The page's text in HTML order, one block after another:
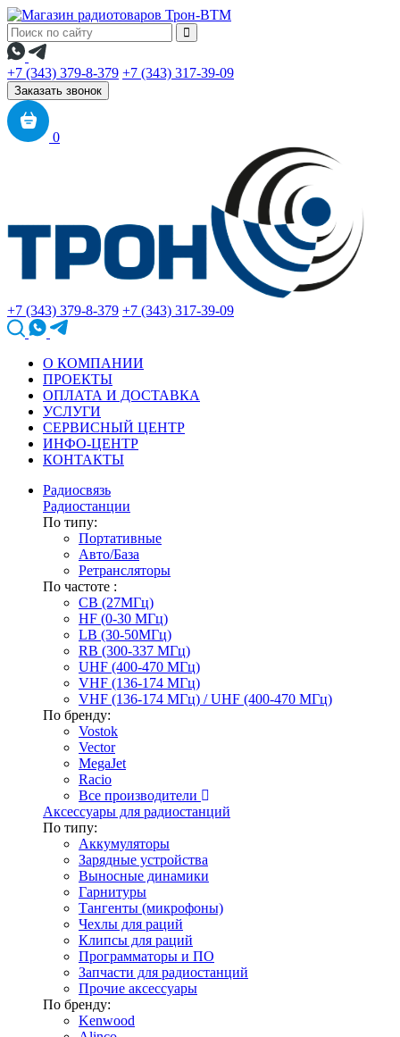
+7 (343) 379-8-379 +7 (343) 317-39-09
Заказать звонок
0
+7 (343) 379-8-379 +7 (343) 317-39-09
О КОМПАНИИ
ПРОЕКТЫ
ОПЛАТА И ДОСТАВКА
УСЛУГИ
СЕРВИСНЫЙ ЦЕНТР
ИНФО-ЦЕНТР
КОНТАКТЫ
Радиосвязь
Радиостанции
По типу:
Портативные
Авто/База
Ретрансляторы
По частоте :
CB (27МГц)
HF (0-30 МГц)
LB (30-50МГц)
RB (300-337 МГц)
UHF (400-470 МГц)
VHF (136-174 МГц)
VHF (136-174 МГц) / UHF (400-470 МГц)
По бренду:
Vostok
Vector
MegaJet
Racio
Все производители
Аксессуары для радиостанций
По типу:
Аккумуляторы
Зарядные устройства
Выносные динамики
Гарнитуры
Тангенты (микрофоны)
Чехлы для раций
Клипсы для раций
Программаторы и ПО
Запчасти для радиостанций
Прочие аксессуары
По бренду:
Kenwood